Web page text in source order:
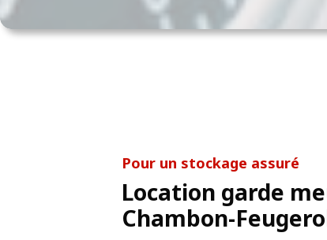
Pour un stockage assuré
Location garde
Chambon-